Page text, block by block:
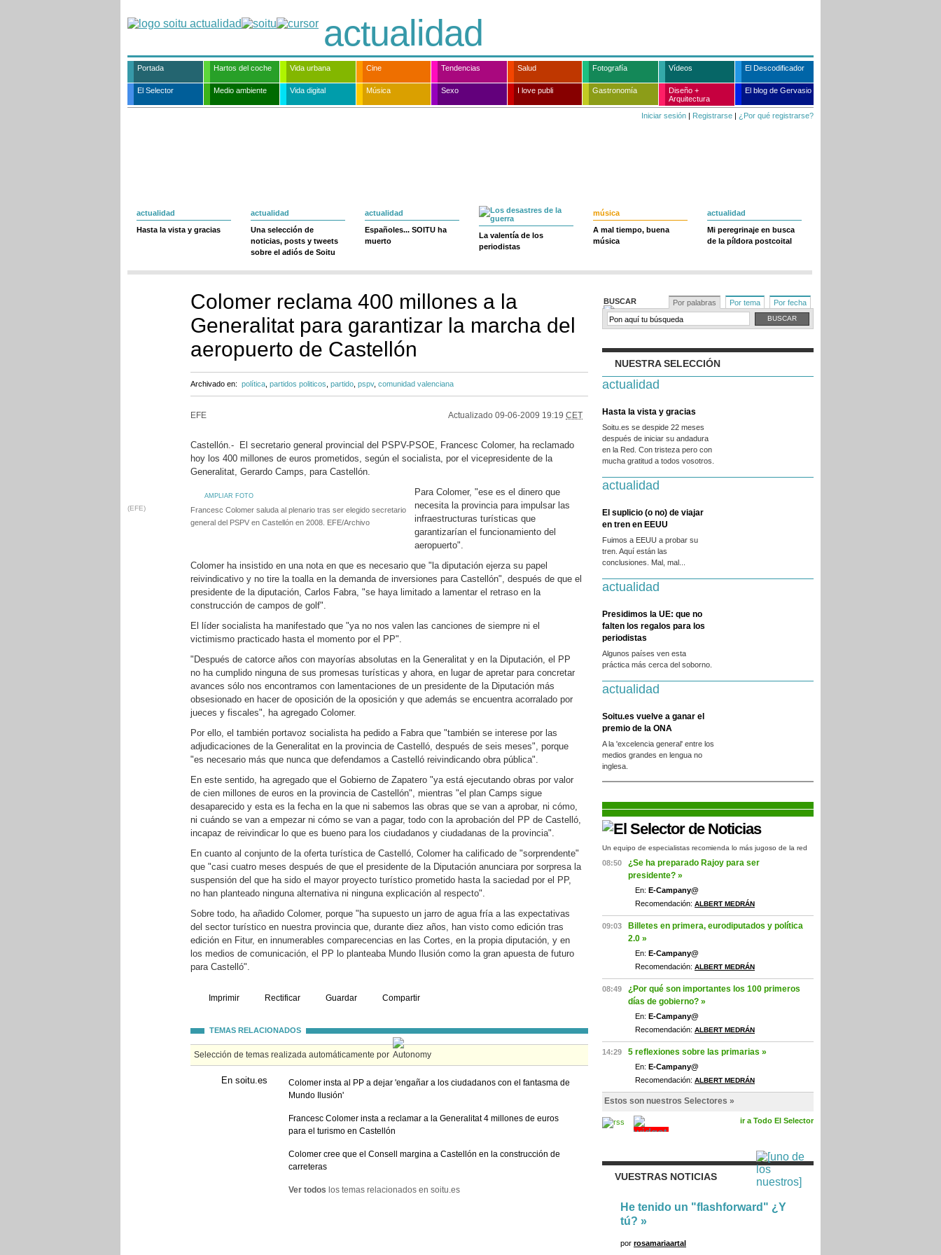
actualidad
Portada Hartos del coche Vida urbana Cine Tendencias Salud Fotografía Vídeos El Descodificador
El Selector Medio ambiente Vida digital Música Sexo I love publi Gastronomía
Diseño +
Arquitectura
El blog de Gervasio
Iniciar sesión | Registrarse | ¿Por qué registrarse?
actualidad
Hasta la vista y gracias
actualidad
Una selección de
noticias, posts y tweets
sobre el adiós de Soitu
actualidad
Españoles... SOITU ha
muerto
La valentía de los
periodistas
música
A mal tiempo, buena
música
actualidad
Mi peregrinaje en busca
de la píldora postcoital
Colomer reclama 400 millones a la
Generalitat para garantizar la marcha del
aeropuerto de Castellón
Archivado en: política partidos politicos partido pspv, comunidad valenciana
EFE Actualizado 09-06-2009 19:19 CET
Castellón.- El secretario general provincial del PSPV-PSOE, Francesc Colomer, ha reclamado
hoy los 400 millones de euros prometidos, según el socialista, por el vicepresidente de la
Generalitat, Gerardo Camps, para Castellón.
AMPLIAR FOTO
(EFE)
Francesc Colomer saluda al plenario tras ser elegido secretario
general del PSPV en Castellón en 2008. EFE/Archivo
Para Colomer, "ese es el dinero que
necesita la provincia para impulsar las
infraestructuras turísticas que
garantizarían el funcionamiento del
aeropuerto".
Colomer ha insistido en una nota en que es necesario que "la diputación ejerza su papel
reivindicativo y no tire la toalla en la demanda de inversiones para Castellón", después de que el
presidente de la diputación, Carlos Fabra, "se haya limitado a lamentar el retraso en la
construcción de campos de golf".
El líder socialista ha manifestado que "ya no nos valen las canciones de siempre ni el
victimismo practicado hasta el momento por el PP".
"Después de catorce años con mayorías absolutas en la Generalitat y en la Diputación, el PP
no ha cumplido ninguna de sus promesas turísticas y ahora, en lugar de apretar para concretar
avances sólo nos encontramos con lamentaciones de un presidente de la Diputación más
obsesionado en hacer de oposición de la oposición y que además se encuentra acorralado por
jueces y fiscales", ha agregado Colomer.
Por ello, el también portavoz socialista ha pedido a Fabra que "también se interese por las
adjudicaciones de la Generalitat en la provincia de Castelló, después de seis meses", porque
"es necesario más que nunca que defendamos a Castelló reivindicando obra pública".
En este sentido, ha agregado que el Gobierno de Zapatero "ya está ejecutando obras por valor
de cien millones de euros en la provincia de Castellón", mientras "el plan Camps sigue
desaparecido y esta es la fecha en la que ni sabemos las obras que se van a aprobar, ni cómo,
ni cuándo se van a empezar ni cómo se van a pagar, todo con la aprobación del PP de Castelló,
incapaz de reivindicar lo que es bueno para los ciudadanos y ciudadanas de la provincia".
En cuanto al conjunto de la oferta turística de Castelló, Colomer ha calificado de "sorprendente"
que "casi cuatro meses después de que el presidente de la Diputación anunciara por sorpresa la
suspensión del que ha sido el mayor proyecto turístico prometido hasta la saciedad por el PP,
no han planteado ninguna alternativa ni ninguna explicación al respecto".
Sobre todo, ha añadido Colomer, porque "ha supuesto un jarro de agua fría a las expectativas
del sector turístico en nuestra provincia que, durante diez años, han visto como edición tras
edición en Fitur, en innumerables comparecencias en las Cortes, en la propia diputación, y en
los medios de comunicación, el PP lo planteaba Mundo Ilusión como la gran apuesta de futuro
para Castelló".
Imprimir Rectificar Guardar Compartir
TEMAS RELACIONADOS
Selección de temas realizada automáticamente por
En soitu.es
Colomer insta al PP a dejar 'engañar a los ciudadanos con el fantasma de
Mundo Ilusión'
Francesc Colomer insta a reclamar a la Generalitat 4 millones de euros
para el turismo en Castellón
Colomer cree que el Consell margina a Castellón en la construcción de
carreteras
Ver todos los temas relacionados en soitu.es
BUSCAR Por palabras Por tema Por fecha
NUESTRA SELECCIÓN
actualidad
Hasta la vista y gracias
Soitu.es se despide 22 meses
después de iniciar su andadura
en la Red. Con tristeza pero con
mucha gratitud a todos vosotros.
actualidad
El suplicio (o no) de viajar
en tren en EEUU
Fuimos a EEUU a probar su
tren. Aquí están las
conclusiones. Mal, mal...
actualidad
Presidimos la UE: que no
falten los regalos para los
periodistas
Algunos países ven esta
práctica más cerca del soborno.
actualidad
Soitu.es vuelve a ganar el
premio de la ONA
A la 'excelencia general' entre los
medios grandes en lengua no
inglesa.
Un equipo de especialistas recomienda lo más jugoso de la red
08:50
¿Se ha preparado Rajoy para ser
presidente? »
En: E-Campany@
Recomendación: ALBERT MEDRÁN
09:03
Billetes en primera, eurodiputados y política
2.0 »
En: E-Campany@
Recomendación: ALBERT MEDRÁN
08:49
¿Por qué son importantes los 100 primeros
días de gobierno? »
En: E-Campany@
Recomendación: ALBERT MEDRÁN
14:29 5 reflexiones sobre las primarias »
En: E-Campany@
Recomendación: ALBERT MEDRÁN
Estos son nuestros Selectores »
ir a Todo El Selector
VUESTRAS NOTICIAS
He tenido un "flashforward" ¿Y
tú? »
por rosamariaartal